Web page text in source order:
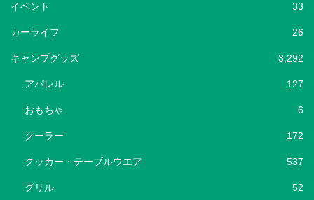
イベント 33
カーライフ 26
キャンプグッズ 3,292
アパレル 127
おもちゃ 6
クーラー 172
クッカー・テーブルウエア 537
グリル 52